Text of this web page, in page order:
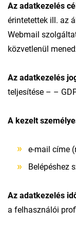
Az adatkezelés
érintetettek ill. az
Webmail
közvetlenül
Az adatkezelés
teljesítése – –
A kezelt
e-mail címe
Belépéshez
Az adatkezelés
a felhasználói